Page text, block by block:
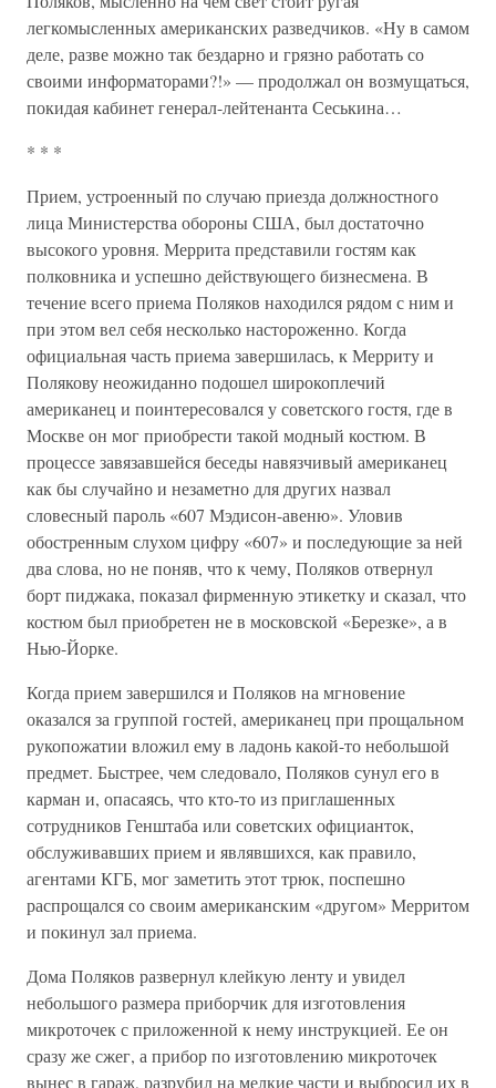
легкомысленных американских разведчиков. «Ну в самом
деле, разве можно так бездарно и грязно работать со
своими информаторами?!» — продолжал он возмущаться,
покидая кабинет генерал-лейтенанта Сеськина…
* * *
Прием, устроенный по случаю приезда должностного
лица Министерства обороны США, был достаточно
высокого уровня. Меррита представили гостям как
полковника и успешно действующего бизнесмена. В
течение всего приема Поляков находился рядом с ним и
при этом вел себя несколько настороженно. Когда
официальная часть приема завершилась, к Мерриту и
Полякову неожиданно подошел широкоплечий
американец и поинтересовался у советского гостя, где в
Москве он мог приобрести такой модный костюм. В
процессе завязавшейся беседы навязчивый американец
как бы случайно и незаметно для других назвал
словесный пароль «607 Мэдисон-авеню». Уловив
обостренным слухом цифру «607» и последующие за ней
два слова, но не поняв, что к чему, Поляков отвернул
борт пиджака, показал фирменную этикетку и сказал, что
костюм был приобретен не в московской «Березке», а в
Нью-Йорке.
Когда прием завершился и Поляков на мгновение
оказался за группой гостей, американец при прощальном
рукопожатии вложил ему в ладонь какой-то небольшой
предмет. Быстрее, чем следовало, Поляков сунул его в
карман и, опасаясь, что кто-то из приглашенных
сотрудников Генштаба или советских официанток,
обслуживавших прием и являвшихся, как правило,
агентами КГБ, мог заметить этот трюк, поспешно
распрощался со своим американским «другом» Мерритом
и покинул зал приема.
Дома Поляков развернул клейкую ленту и увидел
небольшого размера приборчик для изготовления
микроточек с приложенной к нему инструкцией. Ее он
сразу же сжег, а прибор по изготовлению микроточек
вынес в гараж, разрубил на мелкие части и выбросил их в